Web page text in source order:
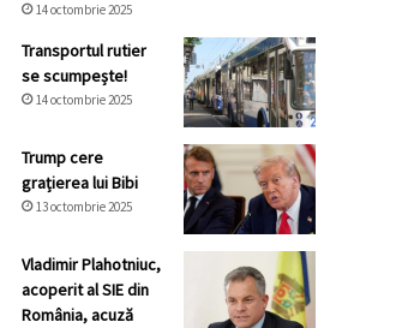
14 octombrie 2025
Transportul rutier
se scumpește!
14 octombrie 2025
Trump cere
grațierea lui Bibi
13 octombrie 2025
Vladimir Plahotniuc,
acoperit al SIE din
România, acuză